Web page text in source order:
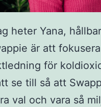
heter Yana,
är att
för
se till så att
val och vara så